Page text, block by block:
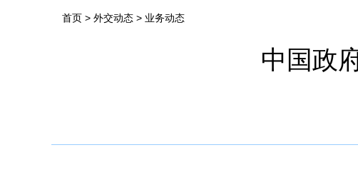
首页 > 外交动态 > 业务动态
中国政